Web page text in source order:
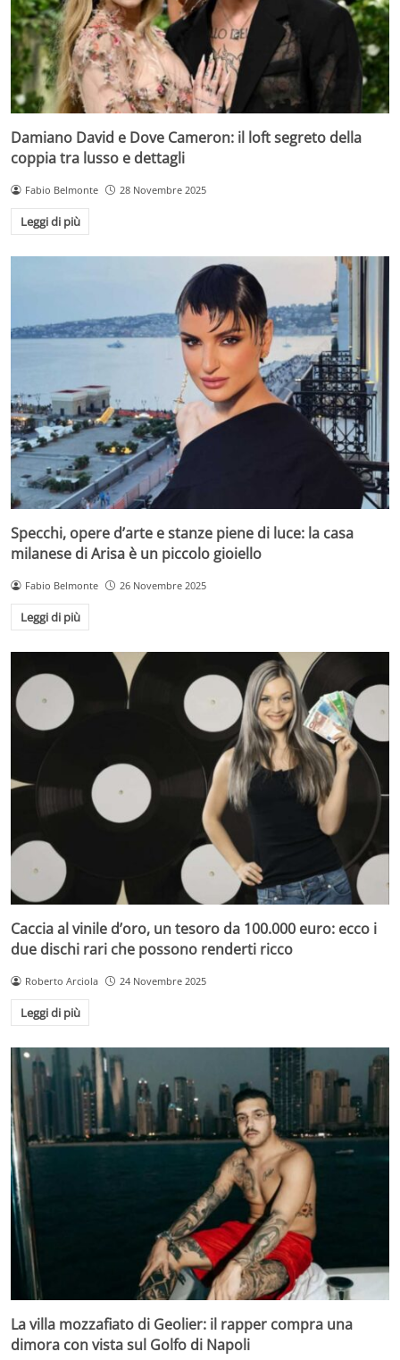
Damiano David e Dove Cameron: il loft segreto della
coppia tra lusso e dettagli
Fabio Belmonte 28 Novembre 2025
Leggi di più
Specchi, opere d’arte e stanze piene di luce: la casa
milanese di Arisa è un piccolo gioiello
Fabio Belmonte 26 Novembre 2025
Leggi di più
Caccia al vinile d’oro, un tesoro da 100.000 euro: ecco i
due dischi rari che possono renderti ricco
Roberto Arciola 24 Novembre 2025
Leggi di più
La villa mozzafiato di Geolier: il rapper compra una
dimora con vista sul Golfo di Napoli